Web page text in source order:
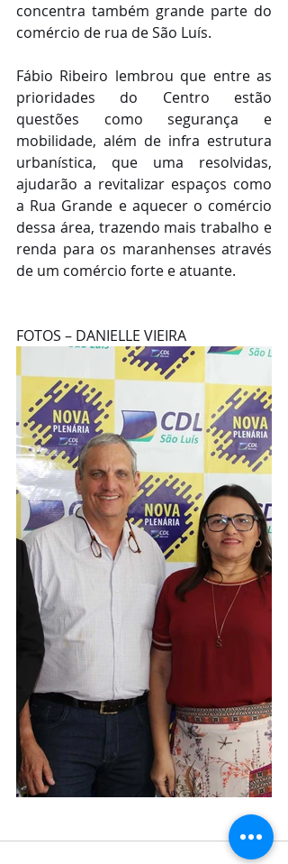
concentra também grande parte do
comércio de rua de São Luís.
Fábio Ribeiro lembrou que entre as
prioridades do Centro estão
questões como segurança e
mobilidade, além de infra estrutura
urbanística, que uma resolvidas,
ajudarão a revitalizar espaços como
a Rua Grande e aquecer o comércio
dessa área, trazendo mais trabalho e
renda para os maranhenses através
de um comércio forte e atuante.
FOTOS – DANIELLE VIEIRA